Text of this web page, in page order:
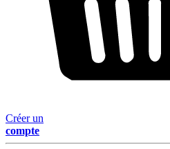
Créer un
compte